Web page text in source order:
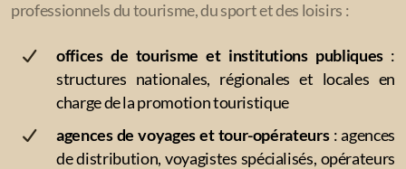
professionnels du tourisme, du sport et des loisirs :
offices de tourisme et institutions publiques:
structures nationales, régionales et locales en
charge de la promotion touristique
agences de voyages et tour-opérateurs: agences
de distribution, voyagistes spécialisés, opérateurs